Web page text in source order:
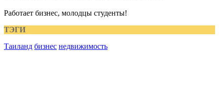
Работает бизнес, молодцы студенты!
ТЭГИ
Таиланд бизнес недвижимость